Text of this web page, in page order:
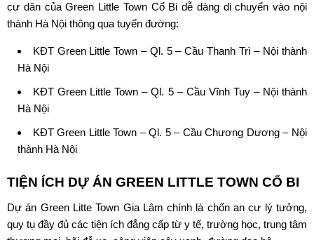
cư dân củaGreen Little Town Cổ Bi dễ dàng di chuyển vào nội
thành Hà Nội thông qua tuyến đường:
KĐT Green Little Town – Ql. 5 – Cầu Thanh Trì – Nội thành
Hà Nội
KĐT Green Little Town – Ql. 5 – Cầu Vĩnh Tuy – Nội thành
Hà Nội
KĐT Green Little Town – Ql. 5 – Cầu Chương Dương – Nội
thành Hà Nội
TIỆN ÍCH DỰ ÁN GREEN LITTLE TOWN CỔ BI
Dự án Green Litte Town Gia Lâm chính là chốn an cư lý tưởng,
quy tụ đầy đủ các tiện ích đẳng cấp từ y tế, trường học, trung tâm